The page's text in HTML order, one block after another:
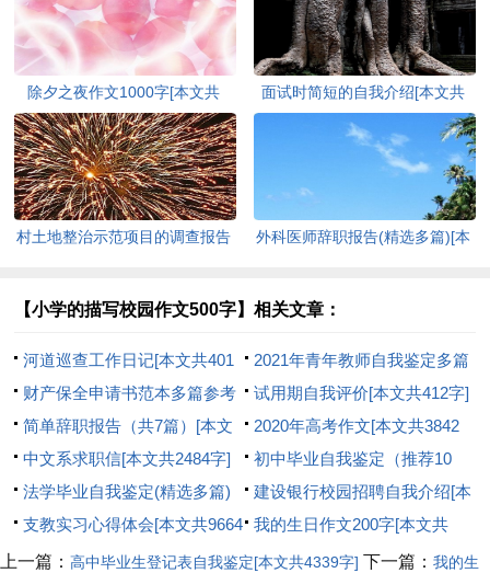
除夕之夜作文1000字[本文共
3381字]
面试时简短的自我介绍[本文共
4606字]
村土地整治示范项目的调查报告
外科医师辞职报告(精选多篇)[本
【小学的描写校园作文500字】相关文章：
河道巡查工作日记[本文共401
字]
2021年青年教师自我鉴定多篇
[本文共7203字]
财产保全申请书范本多篇参考
2020[本文共1652字]
试用期自我评价[本文共412字]
简单辞职报告（共7篇）[本文
共3097字]
2020年高考作文[本文共3842
字]
中文系求职信[本文共2484字]
初中毕业自我鉴定（推荐10
篇）[本文共4358字]
法学毕业自我鉴定(精选多篇)
[本文共4422字]
建设银行校园招聘自我介绍[本
文共1350字]
支教实习心得体会[本文共9664
字]
我的生日作文200字[本文共
2963字]
上一篇： 高中毕业生登记表自我鉴定[本文共4339字] 下一篇： 我的生